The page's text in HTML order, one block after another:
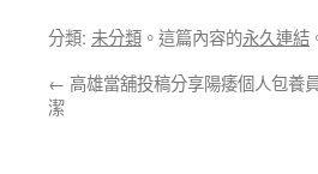
分類: 未分類 。這篇內容的永久連結
← 高雄當舖投稿分享陽痿個人包養
潔